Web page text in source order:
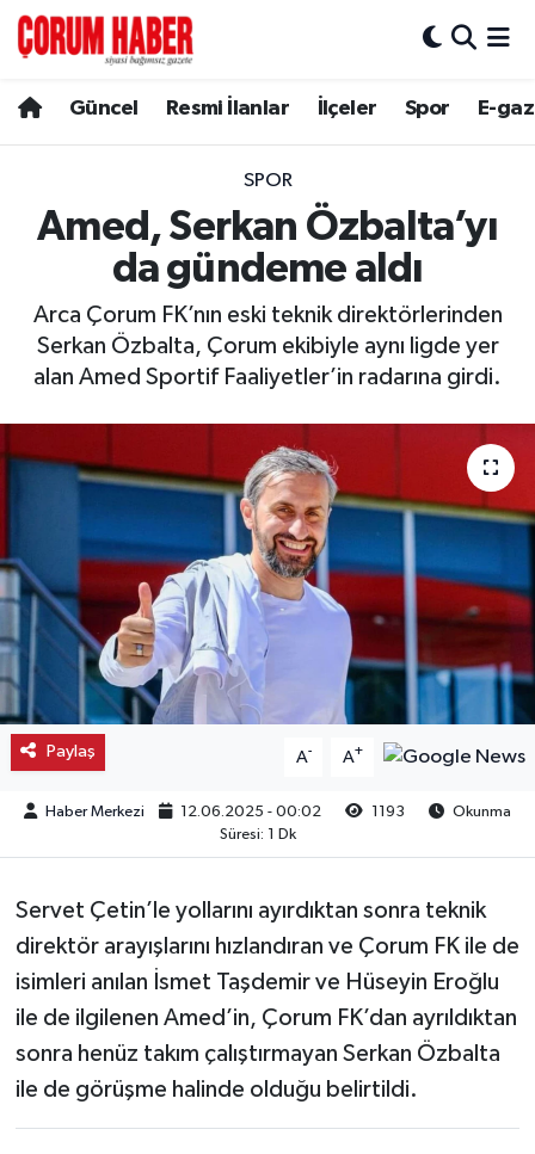
Güncel Resmi İlanlar İlçeler Spor E-
SPOR
Amed, Serkan Özbalta’yı
da gündeme aldı
Arca Çorum FK’nın eski teknik direktörlerinden
Serkan Özbalta, Çorum ekibiyle aynı ligde yer
alan Amed Sportif Faaliyetler’in radarına girdi.
Paylaş A- A+
Haber Merkezi 12.06.2025 - 00:02 1193
Okunma
Süresi: 1 Dk
Servet Çetin’le yollarını ayırdıktan sonra teknik
direktör arayışlarını hızlandıran ve Çorum FK ile de
isimleri anılan İsmet Taşdemir ve Hüseyin Eroğlu
ile de ilgilenen Amed’in, Çorum FK’dan ayrıldıktan
sonra henüz takım çalıştırmayan Serkan Özbalta
ile de görüşme halinde olduğu belirtildi.
Spor
Resmi İlanlar
Alaca
Bayat
Boğazkale
Dodurga
Laçin
Mecitözü
Oğuzlar
Ortaköy
Sungurlu
Sağlık
Hava Durumu
Çorum Namaz Vakitleri
Trafik Durumu
Süper Lig Puan Durumu ve Fikstür
Tüm Manşetler
Son Dakika Haberleri
Haber Arşivi